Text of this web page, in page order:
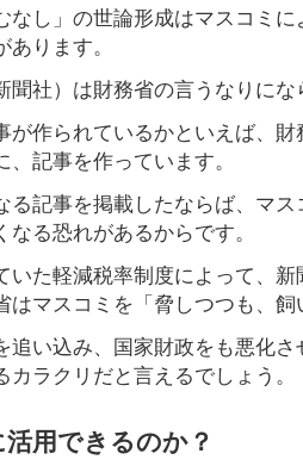
なし」の世論形成はマスコミ
ります。
社）は財務省の言うなりにな
が作られているかといえば、
記事を作っています。
記事を掲載したならば、マ
る恐れがあるからです。
た軽減税率制度によって、
マスコミを「脅しつつも、飼
追い込み、国家財政をも悪化
ラクリだと言えるでしょう。
用できるのか？